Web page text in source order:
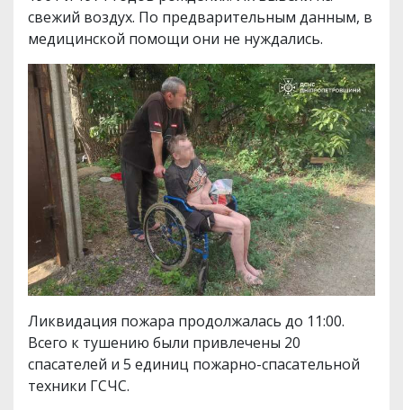
свежий воздух. По предварительным данным, в
медицинской помощи они не нуждались.
Ликвидация пожара продолжалась до 11:00.
Всего к тушению были привлечены 20
спасателей и 5 единиц пожарно-спасательной
техники ГСЧС.